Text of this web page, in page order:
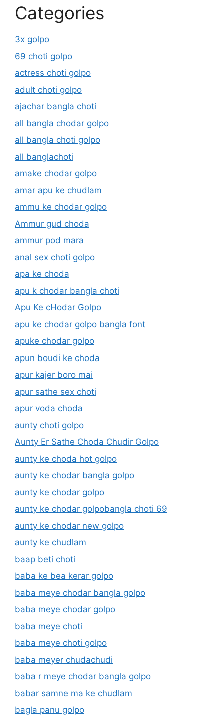
Categories
3x golpo
69 choti golpo
actress choti golpo
adult choti golpo
ajachar bangla choti
all bangla chodar golpo
all bangla choti golpo
all banglachoti
amake chodar golpo
amar apu ke chudlam
ammu ke chodar golpo
Ammur gud choda
ammur pod mara
anal sex choti golpo
apa ke choda
apu k chodar bangla choti
Apu Ke cHodar Golpo
apu ke chodar golpo bangla font
apuke chodar golpo
apun boudi ke choda
apur kajer boro mai
apur sathe sex choti
apur voda choda
aunty choti golpo
Aunty Er Sathe Choda Chudir Golpo
aunty ke choda hot golpo
aunty ke chodar bangla golpo
aunty ke chodar golpo
aunty ke chodar golpobangla choti 69
aunty ke chodar new golpo
aunty ke chudlam
baap beti choti
baba ke bea kerar golpo
baba meye chodar bangla golpo
baba meye chodar golpo
baba meye choti
baba meye choti golpo
baba meyer chudachudi
baba r meye chodar bangla golpo
babar samne ma ke chudlam
bagla panu golpo